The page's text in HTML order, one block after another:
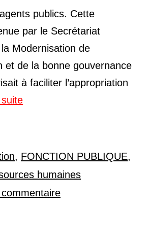
publics. Cette
par le Secrétariat
Modernisation de
et de la bonne gouvernance
à faciliter l’appropriation
, FONCTION PUBLIQUE,
humaines